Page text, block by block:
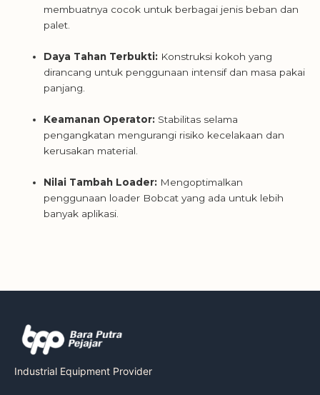
membuatnya cocok untuk berbagai jenis beban dan
palet.
Daya Tahan Terbukti: Konstruksi kokoh yang
dirancang untuk penggunaan intensif dan masa pakai
panjang.
Keamanan Operator: Stabilitas selama
pengangkatan mengurangi risiko kecelakaan dan
kerusakan material.
Nilai Tambah Loader: Mengoptimalkan
penggunaan loader Bobcat yang ada untuk lebih
banyak aplikasi.
Industrial Equipment Provider